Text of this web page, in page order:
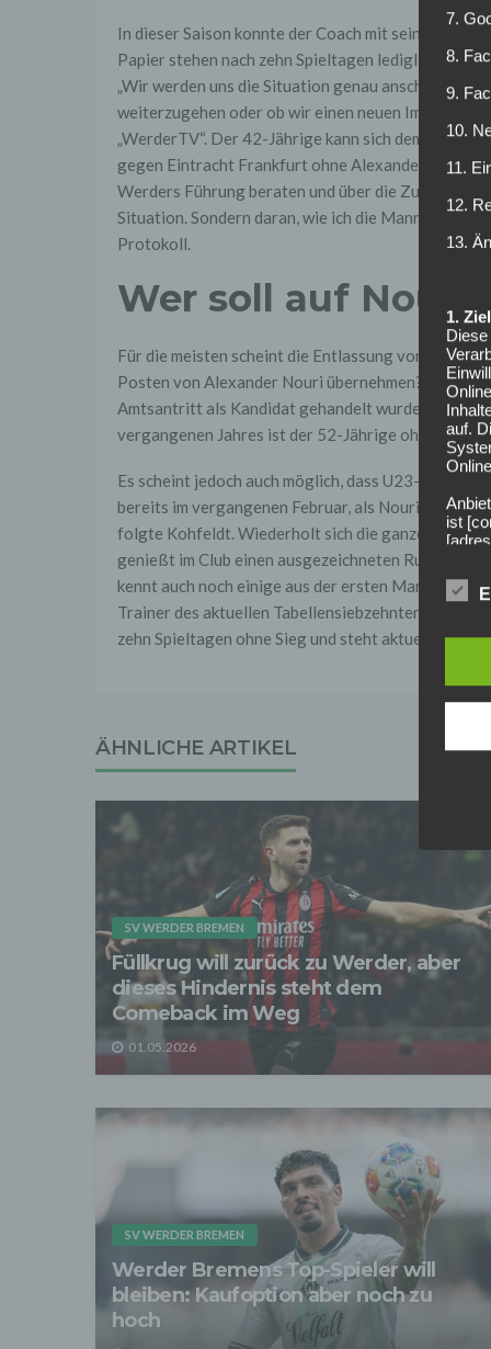
In dieser Saison konnte der Coach mit seinem
Papier stehen nach zehn Spieltagen lediglich fünf
„Wir werden uns die Situation genau anschauen
weiterzugehen oder ob wir einen neuen Impuls
„WerderTV“. Der 42-Jährige kann sich demnach
gegen Eintracht Frankfurt ohne Alexander Nouri
Werders Führung beraten und über die Zukunft von
Situation. Sondern daran, wie ich die Mannschaft
Protokoll.
Wer soll auf Nouri
Für die meisten scheint die Entlassung von Nouri
Posten von Alexander Nouri übernehmen? Es ist
Amtsantritt als Kandidat gehandelt wurde, wieder
vergangenen Jahres ist der 52-Jährige ohne Job.
Es scheint jedoch auch möglich, dass U23-Trainer
bereits im vergangenen Februar, als Nouri den
folgte Kohfeldt. Wiederholt sich die ganze
genießt im Club einen ausgezeichneten Ruf als
kennt auch noch einige aus der ersten
Trainer des aktuellen Tabellensiebzehnten. Der
zehn Spieltagen ohne Sieg und steht aktuell auf
ÄHNLICHE ARTIKEL
SV WERDER BREMEN
Füllkrug will zurück zu Werder, aber
dieses Hindernis steht dem
Comeback im Weg
01.05.2026
SV WERDER BREMEN
Werder Bremens Top-Spieler will
bleiben: Kaufoption aber noch zu
hoch
7.
8.
9.
10.
11.
12.
13.
1.
auf.
ist
Der
2.
Wir
der
3.
-
-
Wir